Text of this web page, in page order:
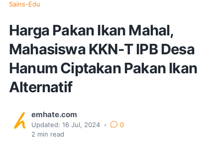
Sains-Edu
Harga Pakan Ikan Mahal,
Mahasiswa KKN-T IPB Desa
Hanum Ciptakan Pakan Ikan
Alternatif
emhate.com
Updated: 16 Jul, 2024 •
0
2 min read